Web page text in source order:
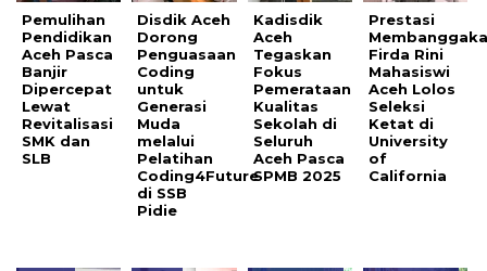
Pemulihan
Pendidikan
Aceh Pasca
Banjir
Dipercepat
Lewat
Revitalisasi
SMK dan
SLB
Disdik Aceh
Dorong
Penguasaan
Coding
untuk
Generasi
Muda
melalui
Pelatihan
Coding4Future
di SSB
Pidie
Kadisdik
Aceh
Tegaskan
Fokus
Pemerataan
Kualitas
Sekolah di
Seluruh
Aceh Pasca
SPMB 2025
Prestasi
Firda Rini
Mahasiswi
Aceh Lolos
Seleksi
Ketat di
University
of
California